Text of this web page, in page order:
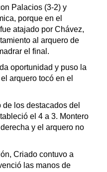
Palacios (3-2) y
porque en el
atajado por Chávez,
al arquero de
el final.
oportunidad y puso la
arquero tocó en el
los destacados del
el 4 a 3. Montero
y el arquero no
Criado contuvo a
las manos de